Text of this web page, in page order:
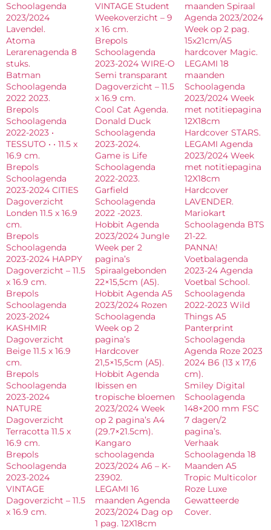
Schoolagenda
2023/2024
Lavendel.
Atoma
Lerarenagenda 8
stuks.
Batman
Schoolagenda
2022 2023.
Brepols
Schoolagenda
2022-2023 •
TESSUTO • • 11.5 x
16.9 cm.
Brepols
Schoolagenda
2023-2024 CITIES
Dagoverzicht
Londen 11.5 x 16.9
cm.
Brepols
Schoolagenda
2023-2024 HAPPY
Dagoverzicht – 11.5
x 16.9 cm.
Brepols
Schoolagenda
2023-2024
KASHMIR
Dagoverzicht
Beige 11.5 x 16.9
cm.
Brepols
Schoolagenda
2023-2024
NATURE
Dagoverzicht
Terracotta 11.5 x
16.9 cm.
Brepols
Schoolagenda
2023-2024
VINTAGE
Dagoverzicht – 11.5
x 16.9 cm.
VINTAGE Student
Weekoverzicht – 9
x 16 cm.
Brepols
Schoolagenda
2023-2024 WIRE-O
Semi transparant
Dagoverzicht – 11.5
x 16.9 cm.
Cool Cat Agenda.
Donald Duck
Schoolagenda
2023-2024.
Game is Life
Schoolagenda
2022-2023.
Garfield
Schoolagenda
2022 -2023.
Hobbit Agenda
2023/2024 Jungle
Week per 2
pagina’s
Spiraalgebonden
22×15,5cm (A5).
Hobbit Agenda A5
2023/2024 Rozen
Schoolagenda
Week op 2
pagina’s
Hardcover
21,5×15,5cm (A5).
Hobbit Agenda
Ibissen en
tropische bloemen
2023/2024 Week
op 2 pagina’s A4
(29.7×21.5cm).
Kangaro
schoolagenda
2023/2024 A6 – K-
23902.
LEGAMI 16
maanden Agenda
2023/2024 Dag op
1 pag. 12X18cm
maanden Spiraal
Agenda 2023/2024
Week op 2 pag.
15x21cm/A5
hardcover Magic.
LEGAMI 18
maanden
Schoolagenda
2023/2024 Week
met notitiepagina
12X18cm
Hardcover STARS.
LEGAMI Agenda
2023/2024 Week
met notitiepagina
12X18cm
Hardcover
LAVENDER.
Mariokart
Schoolagenda BTS
21-22.
PANNA!
Voetbalagenda
2023-24 Agenda
Voetbal School.
Schoolagenda
2022-2023 Wild
Things A5
Panterprint
Schoolagenda
Agenda Roze 2023
2024 B6 (13 x 17,6
cm).
Smiley Digital
Schoolagenda
148×200 mm FSC
7 dagen/2
pagina’s.
Verhaak
Schoolagenda 18
Maanden A5
Tropic Multicolor
Roze Luxe
Gewatteerde
Cover.